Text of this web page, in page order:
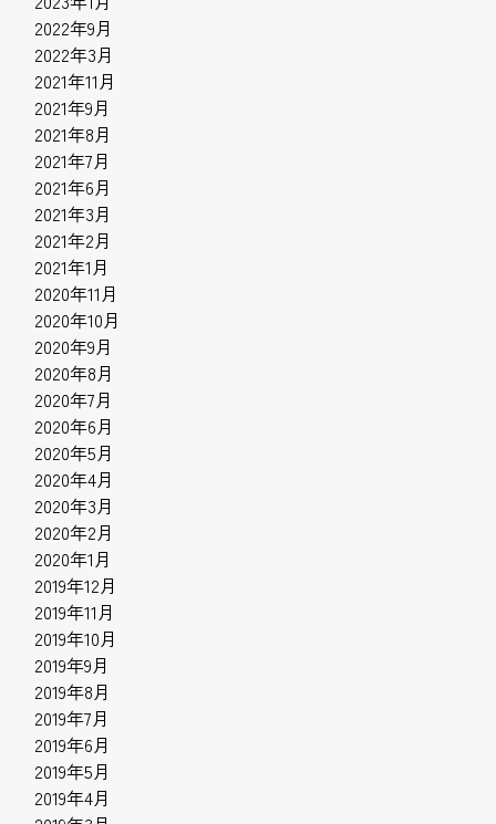
2022年9月
2022年3月
2021年11月
2021年9月
2021年8月
2021年7月
2021年6月
2021年3月
2021年2月
2021年1月
2020年11月
2020年10月
2020年9月
2020年8月
2020年7月
2020年6月
2020年5月
2020年4月
2020年3月
2020年2月
2020年1月
2019年12月
2019年11月
2019年10月
2019年9月
2019年8月
2019年7月
2019年6月
2019年5月
2019年4月